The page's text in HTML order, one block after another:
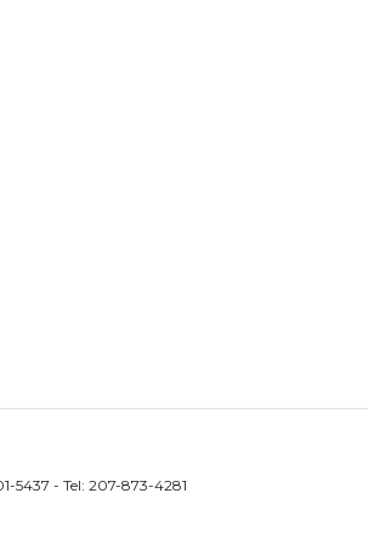
5437 - Tel: 207-873-4281